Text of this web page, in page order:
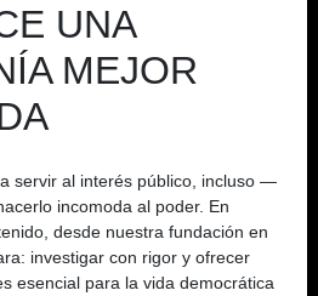
UNA
MEJOR
servir al interés público, incluso —
incomoda al poder. En
desde nuestra fundación en
investigar con rigor y ofrecer
esencial para la vida democrática